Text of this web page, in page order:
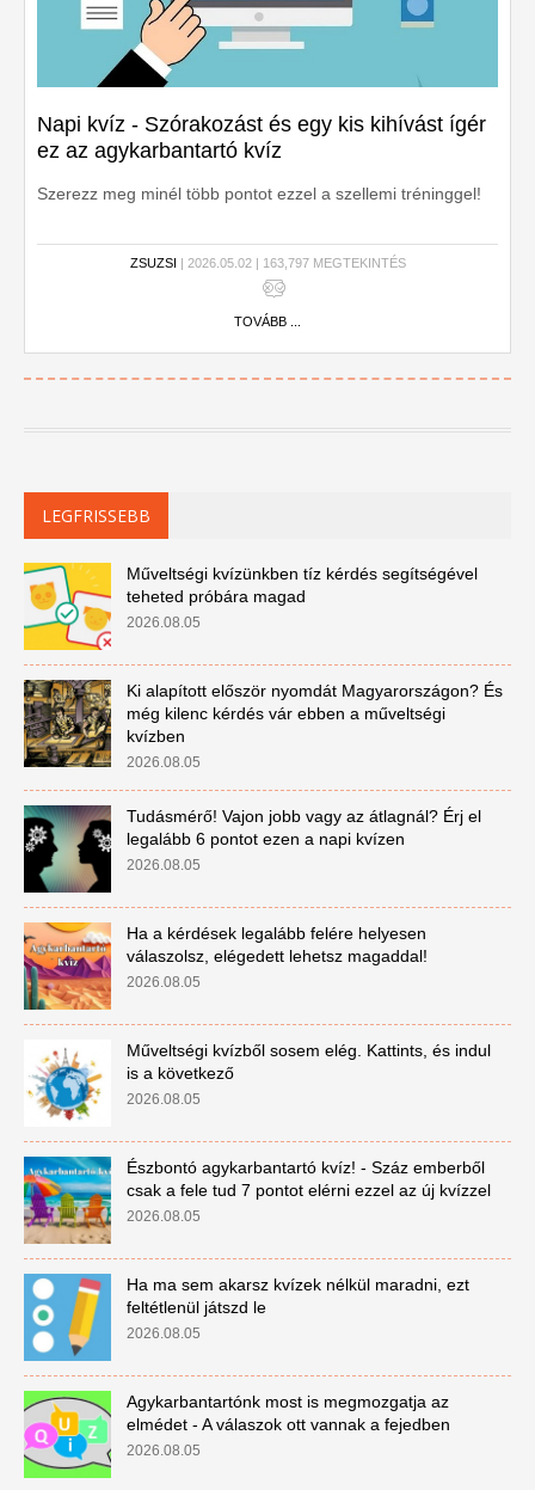
Napi kvíz - Szórakozást és egy kis kihívást ígér
ez az agykarbantartó kvíz
Szerezz meg minél több pontot ezzel a szellemi tréninggel!
ZSUZSI | 2026.05.02 | 163,797 MEGTEKINTÉS
TOVÁBB ...
LEGFRISSEBB
Műveltségi kvízünkben tíz kérdés segítségével
teheted próbára magad
2026.08.05
Ki alapított először nyomdát Magyarországon? És
még kilenc kérdés vár ebben a műveltségi
kvízben
2026.08.05
Tudásmérő! Vajon jobb vagy az átlagnál? Érj el
legalább 6 pontot ezen a napi kvízen
2026.08.05
Ha a kérdések legalább felére helyesen
válaszolsz, elégedett lehetsz magaddal!
2026.08.05
Műveltségi kvízből sosem elég. Kattints, és indul
is a következő
2026.08.05
Észbontó agykarbantartó kvíz! - Száz emberből
csak a fele tud 7 pontot elérni ezzel az új kvízzel
2026.08.05
Ha ma sem akarsz kvízek nélkül maradni, ezt
feltétlenül játszd le
2026.08.05
Agykarbantartónk most is megmozgatja az
elmédet - A válaszok ott vannak a fejedben
2026.08.05